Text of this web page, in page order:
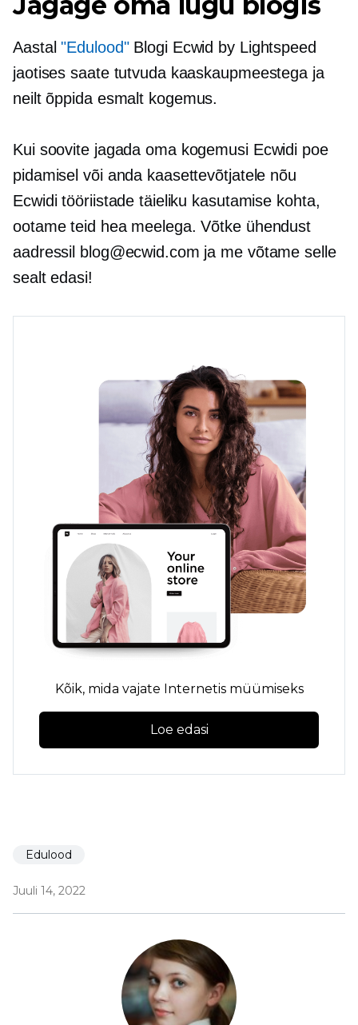
Aastal"Edulood"Blogi Ecwid by Lightspeed
jaotises saate tutvuda kaaskaupmeestega ja
neilt õppida esmalt kogemus.
Kui soovite jagada oma kogemusi Ecwidi poe
pidamisel või anda kaasettevõtjatele nõu
Ecwidi tööriistade täieliku kasutamise kohta,
ootame teid hea meelega. Võtke ühendust
aadressil blog@ecwid.com ja me võtame selle
sealt edasi!
Kõik, mida vajate Internetis müümiseks
Loe edasi
Edulood
Juuli 14, 2022